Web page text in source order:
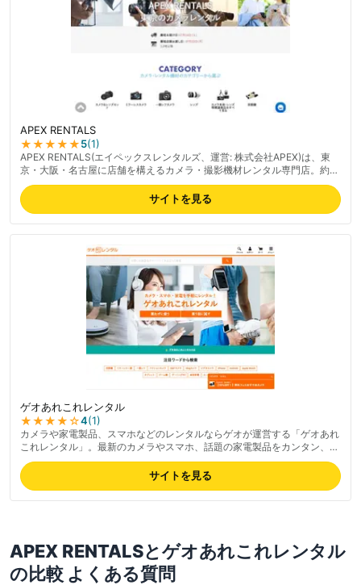
APEX RENTALS
★★★★★5(1)
APEX RENTALS(エイペックスレンタルズ、運営: 株式会社APEX)は、東
京・大阪・名古屋に店舗を構えるカメラ・撮影機材レンタル専門店。約
400種類超のカメラ・レンズラインナップでビデオカメラや交換レンズ等
の映像機材を取り扱う。レンタル前日到着で実質1日無料、バッテリー2
個・記録メディアが標準付属する利便性、丁寧な梱包が好評。Google各
店舗4.5以上の高評価で初心者からプロまで支持される。ネットで簡単予
約可能。最新の料金は公式サイトでご確認ください。
サイトを見る
ゲオあれこれレンタル
★★★★☆4(1)
カメラや家電製品、スマホなどのレンタルならゲオが運営する「ゲオあれ
これレンタル」。最新のカメラやスマホ、話題の家電製品をカンタン、お
得にレンタルして利用したり試したりできます。
サイトを見る
APEX RENTALSとゲオあれこれレンタル
の比較 よくある質問